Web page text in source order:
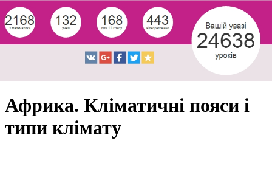
Африка. Кліматичні пояси і
типи клімату